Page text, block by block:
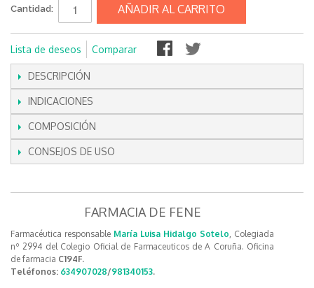
Cantidad: AÑADIR AL CARRITO
Lista de deseos Comparar
DESCRIPCIÓN
INDICACIONES
COMPOSICIÓN
CONSEJOS DE USO
FARMACIA DE FENE
Farmacéutica responsable María Luisa Hidalgo Sotelo, Colegiada
nº 2994 del Colegio Oficial de Farmaceuticos de A Coruña. Oficina
de farmacia C194F.
Teléfonos: 634907028/981340153.